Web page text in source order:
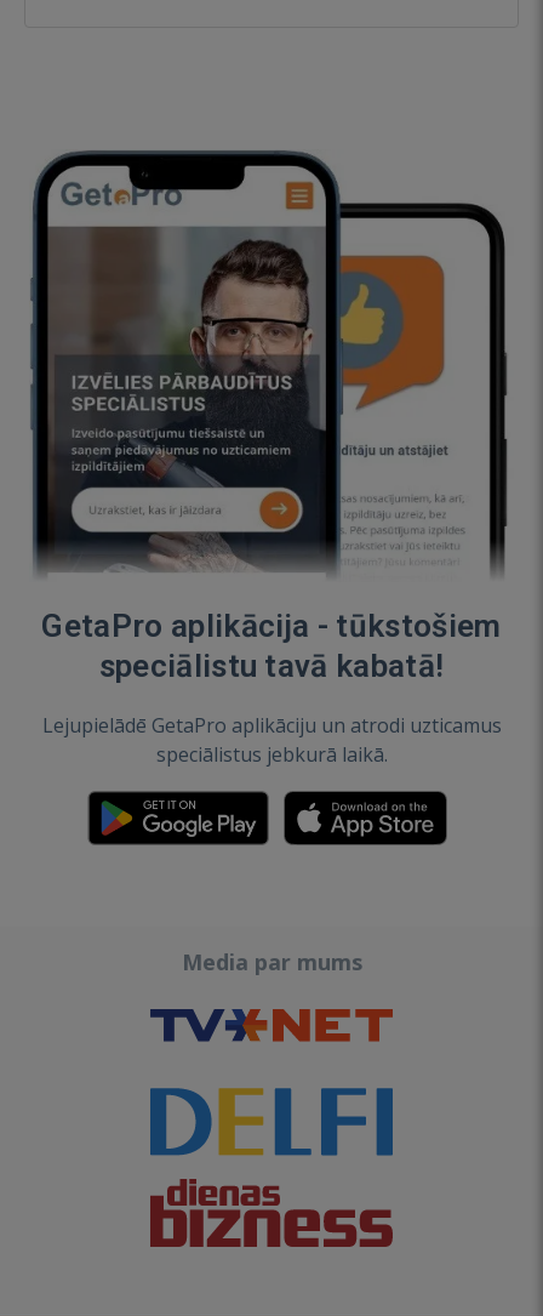
GetaPro aplikācija - tūkstošiem
speciālistu tavā kabatā!
Lejupielādē GetaPro aplikāciju un atrodi uzticamus
speciālistus jebkurā laikā.
Media par mums